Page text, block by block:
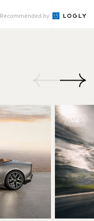
Recommended by
02